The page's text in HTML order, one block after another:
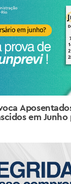
em